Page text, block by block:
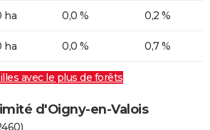
ha 0,0 % 0,2 %
ha 0,0 % 0,7 %
avec le plus de forêts
d'Oigny-en-Valois